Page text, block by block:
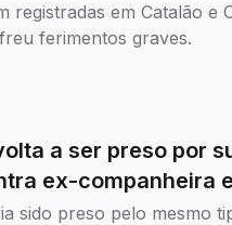
registradas em Catalão e
ferimentos graves.
a ser preso por
ex-companheira
sido preso pelo mesmo